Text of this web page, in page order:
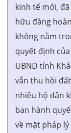
kinh tế mới,
hữu đàng
không nằm
quyết định
UBND tỉnh
vẫn thu hồi
nhiều hộ dân
ban hành
về mặt pháp